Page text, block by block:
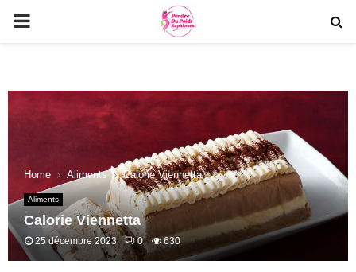
PRIMARY
Home Aliments Calorie Viennetta
Aliments
Calorie Viennetta
25 décembre 2023 0 630